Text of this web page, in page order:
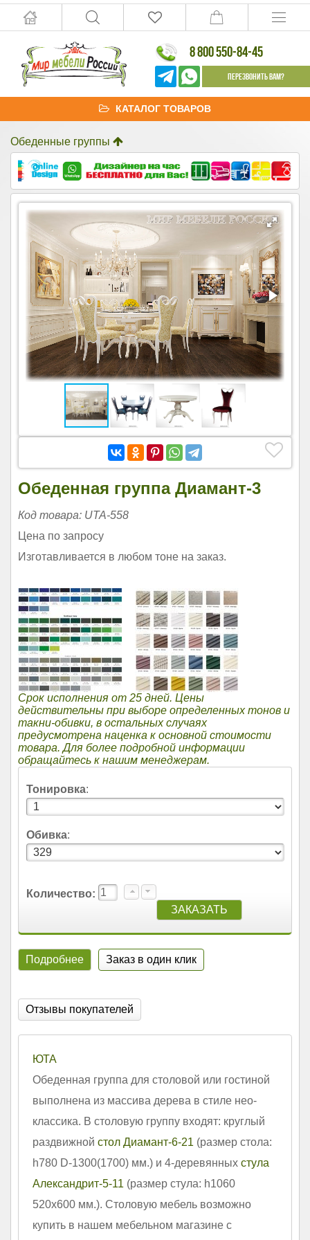
8 800 550-84-45
Перезвонить Вам?
КАТАЛОГ ТОВАРОВ
Обеденные группы
Обеденная группа Диамант-3
Код товара: UTA-558
Цена по запросу
Изготавливается в любом тоне на заказ.
Срок исполнения от 25 дней. Цены
действительны при выборе определенных тонов и
такни-обивки, в остальных случаях
предусмотрена наценка к основной стоимости
товара. Для более подробной информации
обращайтесь к нашим менеджерам.
Тонировка:
Обивка:
Количество:
Подробнее Заказ в один клик
Отзывы покупателей
ЮТА
Обеденная группа для столовой или гостиной
выполнена из массива дерева в стиле нео-
классика. В столовую группу входят: круглый
раздвижной стол Диамант-6-21 (размер стола:
h780 D-1300(1700) мм.) и 4-деревянных стула
Александрит-5-11 (размер стула: h1060
520х600 мм.). Столовую мебель возможно
купить в нашем мебельном магазине с